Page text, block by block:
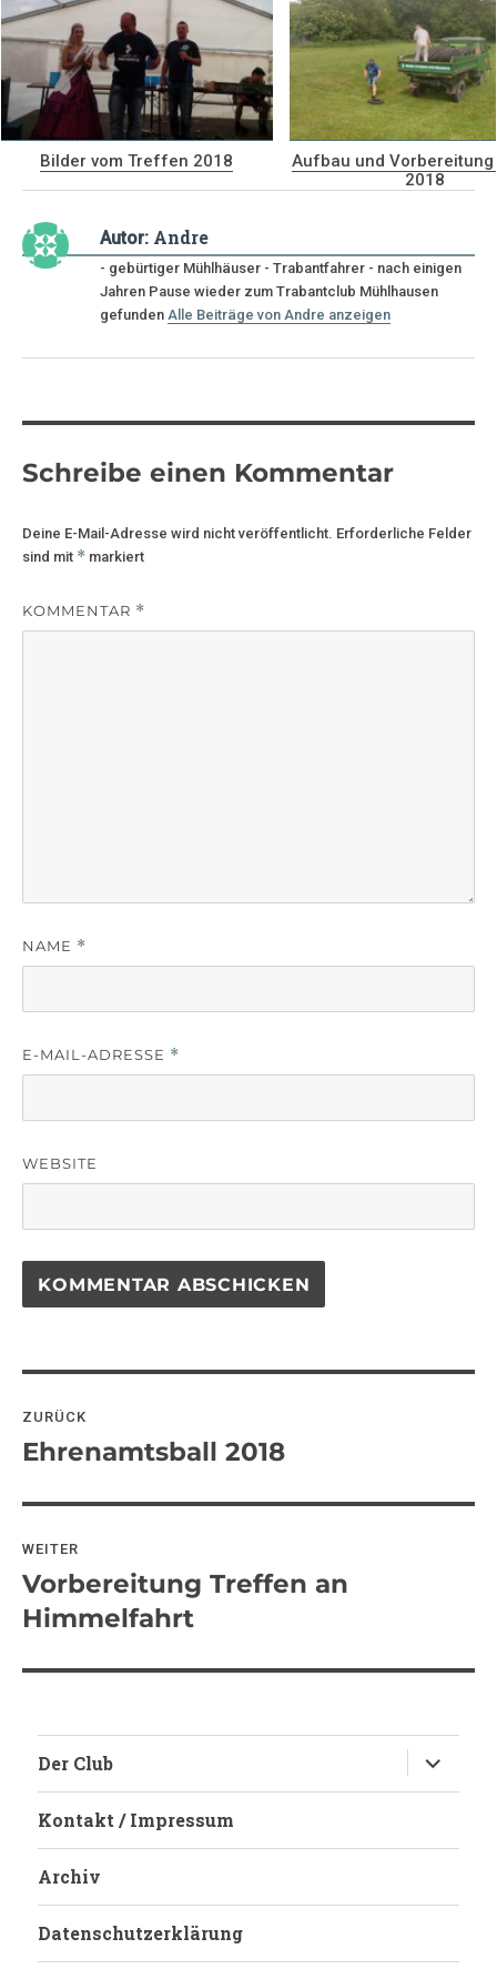
Bilder vom Treffen 2018
Aufbau und
2018
Autor: Andre
- gebürtiger Mühlhäuser - Trabantfahrer - nach einigen
Jahren Pause wieder zum Trabantclub Mühlhausen
gefundenAlle Beiträge von Andre anzeigen
Schreibe einen Kommentar
Deine E-Mail-Adresse wird nicht veröffentlicht. Erforderliche Felder
sind mit * markiert
KOMMENTAR *
NAME *
E-MAIL-ADRESSE *
WEBSITE
ZURÜCK
Vorheriger
Ehrenamtsball 2018
WEITER
Nächster
Beitrag:
Vorbereitung Treffen an
Himmelfahrt
Der Club
anzeigen
Kontakt / Impressum
Archiv
Datenschutzerklärung